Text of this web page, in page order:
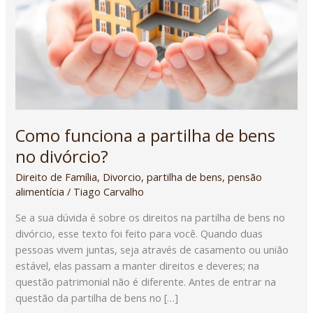
Como funciona a partilha de bens
no divórcio?
Direito de Família, Divorcio,partilha de bens,pensão
alimentícia / Tiago Carvalho
Se a sua dúvida é sobre os direitos na partilha de bens no
divórcio, esse texto foi feito para você. Quando duas
pessoas vivem juntas, seja através de casamento ou união
estável, elas passam a manter direitos e deveres; na
questão patrimonial não é diferente. Antes de entrar na
questão da partilha de bens no […]
bens
divórcio?